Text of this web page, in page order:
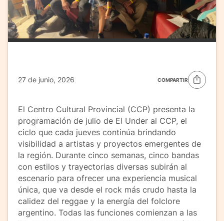
27 de junio, 2026 COMPARTIR
El Centro Cultural Provincial (CCP) presenta la
programación de julio de El Under al CCP, el
ciclo que cada jueves continúa brindando
visibilidad a artistas y proyectos emergentes de
la región. Durante cinco semanas, cinco bandas
con estilos y trayectorias diversas subirán al
escenario para ofrecer una experiencia musical
única, que va desde el rock más crudo hasta la
calidez del reggae y la energía del folclore
argentino. Todas las funciones comienzan a las